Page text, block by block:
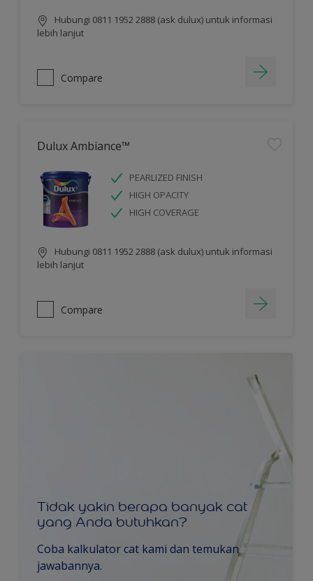
Hubungi 0811 1952 2888 (ask dulux) untuk informasi
lebih lanjut
Compare
Dulux Ambiance™
PEARLIZED FINISH
HIGH OPACITY
HIGH COVERAGE
Hubungi 0811 1952 2888 (ask dulux) untuk informasi
lebih lanjut
Compare
Tidak yakin berapa banyak cat
yang Anda butuhkan?
Coba kalkulator cat kami dan temukan
jawabannya.